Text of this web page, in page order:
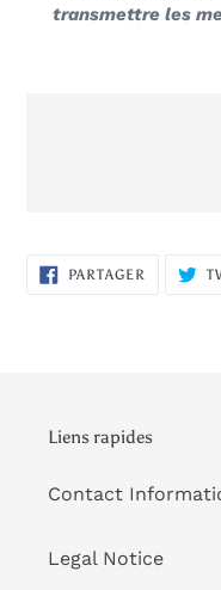
transmettre les
PARTAGER PARTAGER
SUR
Liens rapides
Contact
Legal Notice